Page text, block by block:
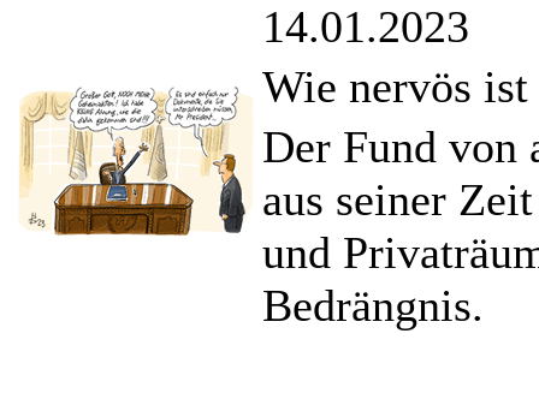
14.01.2023
Wie nervös ist
Der Fund von
aus seiner
und
Bedrängnis.